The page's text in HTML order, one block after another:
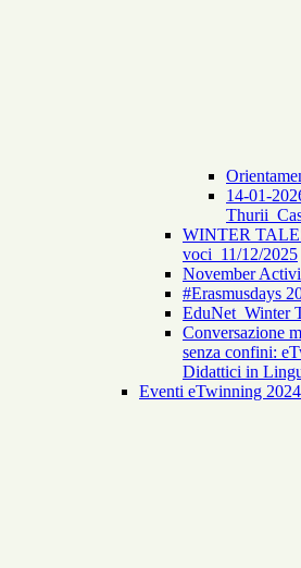
14-01-
WINTER
voci_11/12/2025
November
#Erasmusdays
EduNet_Winter
Conversazione
senza confini:
Didattici in
Eventi eTwinning